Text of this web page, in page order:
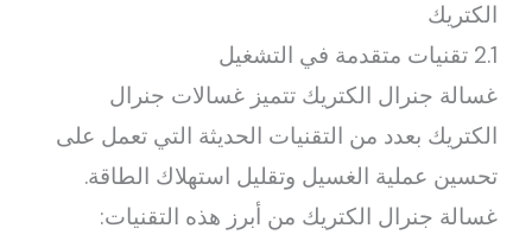
الكتريك
2.1 تقنيات متقدمة في التشغيل
غسالة جنرال الكتريك تتميز غسالات جنرال
الكتريك بعدد من التقنيات الحديثة التي تعمل على
تحسين عملية الغسيل وتقليل استهلاك الطاقة.
غسالة جنرال الكتريك من أبرز هذه التقنيات: